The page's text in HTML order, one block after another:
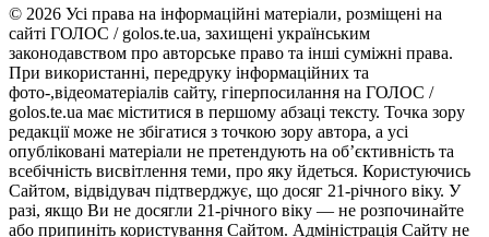
© 2026 Усі права на інформаційні матеріали, розміщені на
сайті ГОЛОС / golos.te.ua, захищені українським
законодавством про авторське право та інші суміжні права.
При використанні, передруку інформаційних та
фото-,відеоматеріалів сайту, гіперпосилання на ГОЛОС /
golos.te.ua має міститися в першому абзаці тексту. Точка зору
редакції може не збігатися з точкою зору автора, а усі
опубліковані матеріали не претендують на об’єктивність та
всебічність висвітлення теми, про яку йдеться. Користуючись
Сайтом, відвідувач підтверджує, що досяг 21-річного віку. У
разі, якщо Ви не досягли 21-річного віку — не розпочинайте
або припиніть користування Сайтом. Адміністрація Сайту не